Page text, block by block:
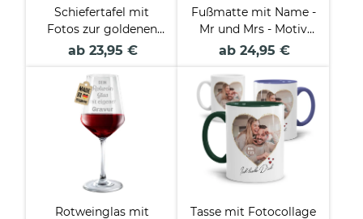
Schiefertafel mit
Fotos zur goldenen
Hochzeit - 50 Jahre -
ab 23,95 €
Fußmatte mit Name -
Mr und Mrs - Motiv
Cabrio
ab 24,95 €
Rotweinglas mit
Tasse mit Fotocollage